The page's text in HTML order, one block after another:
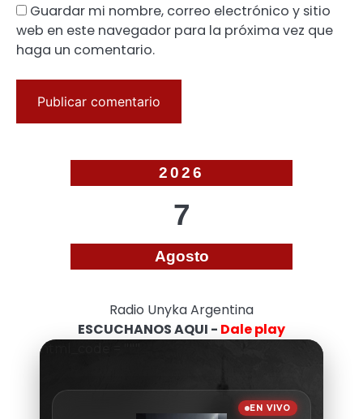
Guardar mi nombre, correo electrónico y sitio
web en este navegador para la próxima vez que
haga un comentario.
2026
7
Agosto
Radio Unyka Argentina
ESCUCHANOS AQUI - Dale play